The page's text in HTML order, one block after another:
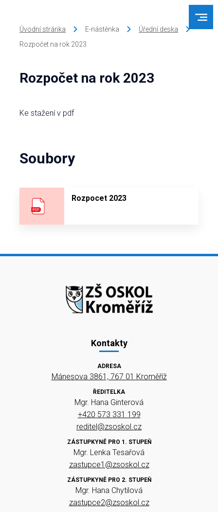
Úvodní stránka E-nástěnka
Úřední deska
Rozpočet na rok 2023
Rozpočet na rok 2023
Ke stažení v pdf
Soubory
Rozpocet 2023
Kontakty
ADRESA
Mánesova 3861, 767 01 Kroměříž
ŘEDITELKA
Mgr. Hana Ginterová
+420 573 331 199
reditel@zsoskol.cz
ZÁSTUPKYNĚ PRO 1. STUPEŇ
Mgr. Lenka Tesařová
zastupce1@zsoskol.cz
ZÁSTUPKYNĚ PRO 2. STUPEŇ
Mgr. Hana Chytilová
zastupce2@zsoskol.cz